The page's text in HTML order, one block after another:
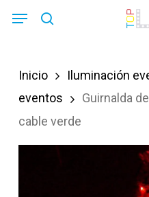
content
Menu
Inicio Iluminación
eventos
Guirnalda
cable verde